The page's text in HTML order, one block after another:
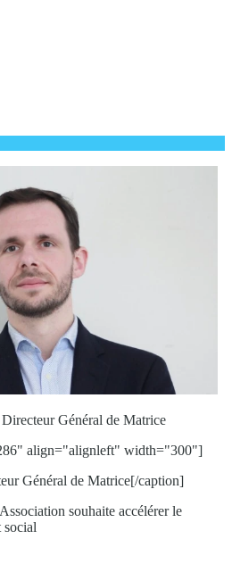
Général de Matrice
align="alignleft" width="300"]
Général de Matrice[/caption]
souhaite accélérer le
social